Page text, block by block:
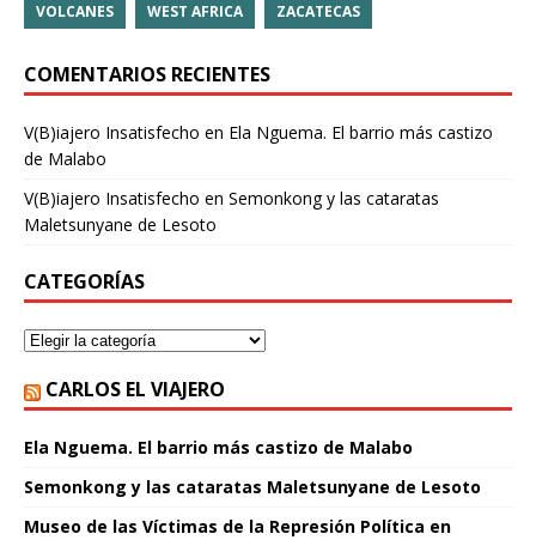
VOLCANES WEST AFRICA ZACATECAS
COMENTARIOS RECIENTES
V(B)iajero Insatisfecho en Ela Nguema. El barrio más castizo
de Malabo
V(B)iajero Insatisfecho en Semonkong y las cataratas
Maletsunyane de Lesoto
CATEGORÍAS
CARLOS EL VIAJERO
Ela Nguema. El barrio más castizo de Malabo
Semonkong y las cataratas Maletsunyane de Lesoto
Museo de las Víctimas de la Represión Política en